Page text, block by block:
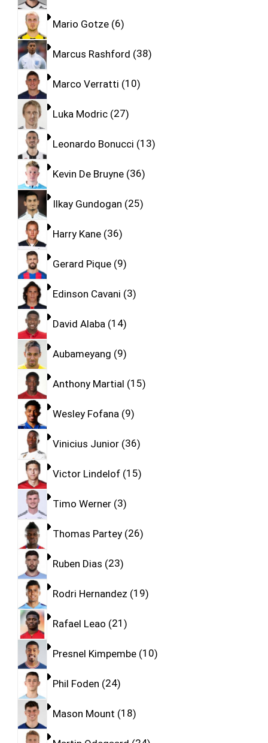
Mario Gotze 6
Marcus Rashford 38
Marco Verratti 10
Luka Modric 27
Leonardo Bonucci 13
Kevin De Bruyne 36
Ilkay Gundogan 25
Harry Kane 36
Gerard Pique 9
Edinson Cavani 3
David Alaba 14
Aubameyang 9
Anthony Martial 15
Wesley Fofana 9
Vinicius Junior 36
Victor Lindelof 15
Timo Werner 3
Thomas Partey 26
Ruben Dias 23
Rodri Hernandez 19
Rafael Leao 21
Presnel Kimpembe 10
Phil Foden 24
Mason Mount 18